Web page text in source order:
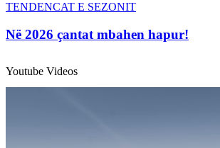
TENDENCAT E SEZONIT
Në 2026 çantat mbahen hapur!
Youtube Videos